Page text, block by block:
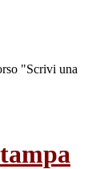
"Scrivi una